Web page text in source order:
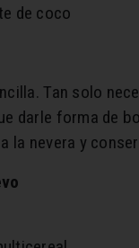
de coco
Tan solo
darle forma de
la nevera y